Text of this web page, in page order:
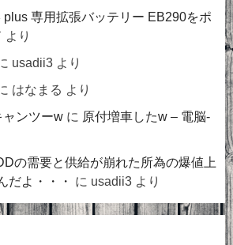
plus 専用拡張バッテリー EB290をポ
より
usadii3 より
はなまる より
ャンツーw に 原付増車したw – 電脳-
の需要と供給が崩れた所為の爆値上
だよ・・・
に usadii3 より